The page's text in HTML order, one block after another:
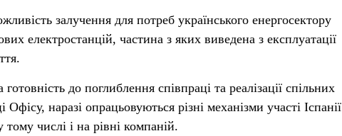
залучення для потреб українського енергосектору
електростанцій, частина з яких виведена з експлуатації
до поглиблення співпраці та реалізації спільних
наразі опрацьовуються різні механізми участі Іспанії
числі і на рівні компаній.